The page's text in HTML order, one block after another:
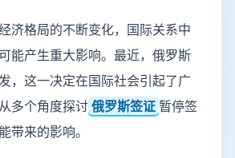
济格局的不断变化，国际关系中
能产生重大影响。最近，俄罗斯
，这一决定在国际社会引起了广
多个角度探讨俄罗斯签证暂停签
带来的影响。